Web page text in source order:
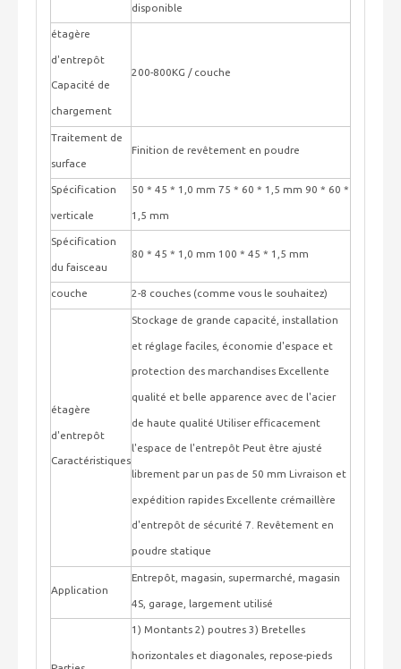
disponible
étagère
d'entrepôt
Capacité de
chargement
200-800KG / couche
Traitement de
surface
Finition de revêtement en poudre
Spécification
verticale
50 * 45 * 1,0 mm 75 * 60 * 1,5 mm 90 * 60 *
1,5 mm
Spécification
du faisceau
80 * 45 * 1,0 mm 100 * 45 * 1,5 mm
couche 2-8 couches (comme vous le souhaitez)
étagère
d'entrepôt
Caractéristiques
Stockage de grande capacité, installation
et réglage faciles, économie d'espace et
protection des marchandises Excellente
qualité et belle apparence avec de l'acier
de haute qualité Utiliser efficacement
l'espace de l'entrepôt Peut être ajusté
librement par un pas de 50 mm Livraison et
expédition rapides Excellente crémaillère
d'entrepôt de sécurité 7. Revêtement en
poudre statique
Application
Entrepôt, magasin, supermarché, magasin
4S, garage, largement utilisé
1) Montants 2) poutres 3) Bretelles
horizontales et diagonales, repose-pieds